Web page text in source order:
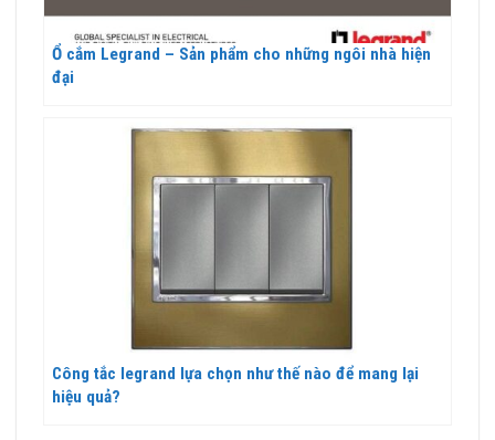
Ổ cắm Legrand – Sản phẩm cho những ngôi nhà hiện
đại
Công tắc legrand lựa chọn như thế nào để mang lại
hiệu quả?